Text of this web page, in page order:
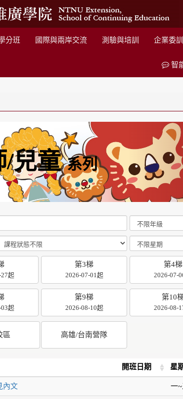
分班 國際與兩岸交流 測驗與培訓 企業委訓
智
/兒童 系列
起
第3梯
2026-07-01起
第4梯
2026-07-
起
第9梯
2026-08-10起
第10
2026-08-
區 高雄/台南營隊
開班日期 星
內文 一